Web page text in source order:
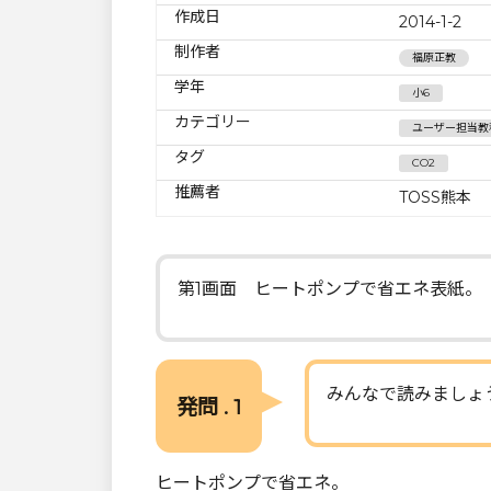
作成日
2014-1-2
制作者
福原正教
学年 小6
カテゴリー ユーザー担当教
タグ CO2
推薦者 TOSS熊本
第1画面 ヒートポンプで省エネ表紙。
発問 . 1 みんなで読みましょ
ヒートポンプで省エネ。